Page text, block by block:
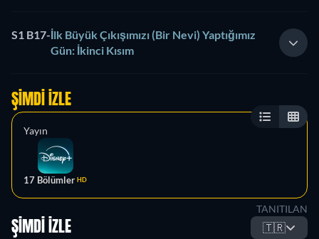
S1 B17-İlk Büyük Çıkışımızı (Bir Nevi) Yaptığımız
Gün: İkinci Kısım
ŞIMDI İZLE
Yayın
17 Bölümler HD
TANITILAN
ŞIMDI İZLE 🇹🇷